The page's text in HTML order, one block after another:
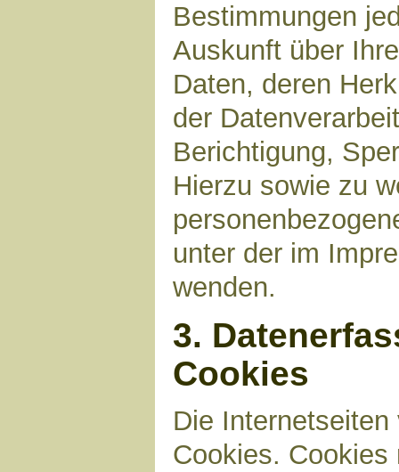
Bestimmungen
Auskunft über
Daten, deren
der
Berichtigung,
Hierzu sowie zu
unter der im
wenden.
3.
Cookies
Die
Cookies.